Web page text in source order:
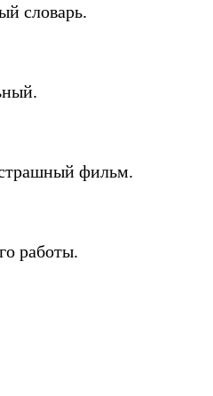
словарь.
фильм.
работы.